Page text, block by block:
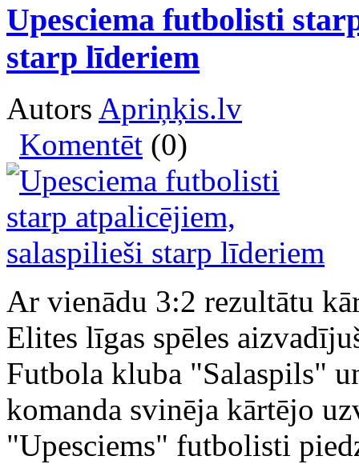
Upesciema futbolisti
starp līderiem
Autors Apriņķis.lv
Komentēt (0)
Ar vienādu 3:2 rezultātu
Elites līgas spēles
Futbola kluba "Salaspils"
komanda svinēja kārtējo
"Upesciems" futbolisti